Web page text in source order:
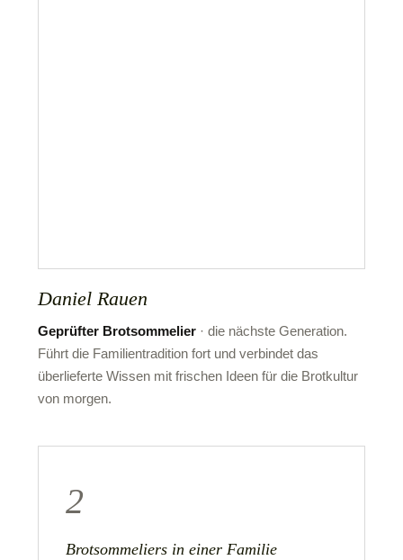
Daniel Rauen
Geprüfter Brotsommelier · die nächste Generation.
Führt die Familientradition fort und verbindet das
überlieferte Wissen mit frischen Ideen für die Brotkultur
von morgen.
2
Brotsommeliers in einer Familie